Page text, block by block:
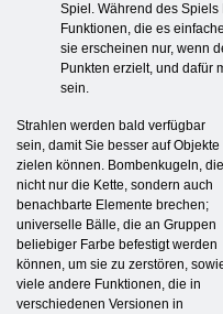
Spiel. Während des
Funktionen, die es
sie erscheinen nur, wenn
Punkten erzielt, und dafür
sein.
Strahlen werden bald verfügbar
sein, damit Sie besser auf Objekte
zielen können. Bombenkugeln, die
nicht nur die Kette, sondern auch
benachbarte Elemente brechen;
universelle Bälle, die an Gruppen
beliebiger Farbe befestigt werden
können, um sie zu zerstören,
viele andere Funktionen, die in
verschiedenen Versionen in